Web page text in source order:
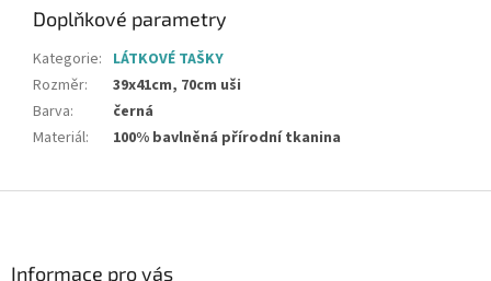
Doplňkové parametry
Kategorie: LÁTKOVÉ TAŠKY
Rozměr:
39x41cm, 70cm uši
Barva:
černá
Materiál: 100% bavlněná přírodní tkanina
Informace pro vás